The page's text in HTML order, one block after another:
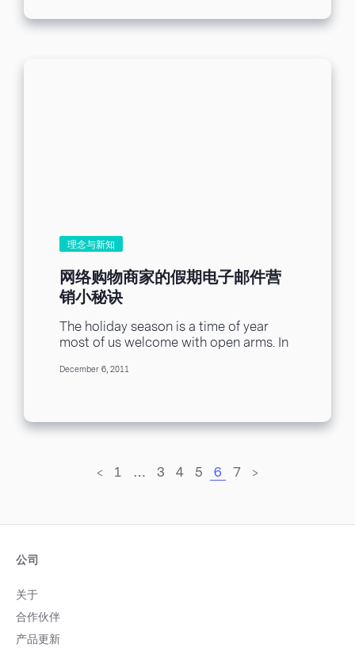
的邮件设计，才得以在收件匣中脱颖而
理念与新知
网络购物商家的假期电子邮件营
销小秘诀
The holiday season is a time of year
most of us welcome with open arms. In
December 6, 2011
< 1 … 3 4 5 6 7 >
公司
关于
合作伙伴
产品更新